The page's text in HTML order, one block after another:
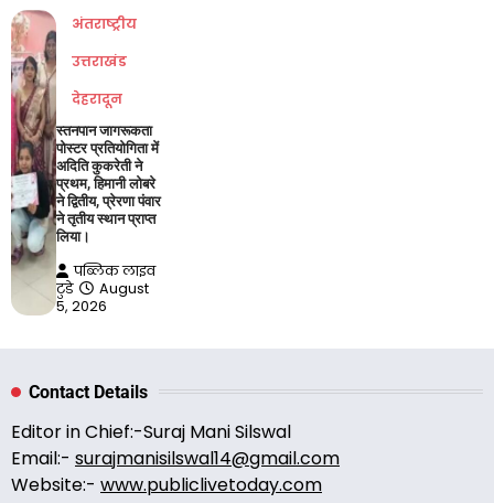
अंतराष्ट्रीय
उत्तराखंड
देहरादून
स्तनपान जागरूकता
पोस्टर प्रतियोगिता में
अदिति कुकरेती ने
प्रथम, हिमानी लोबरे
ने द्वितीय, प्रेरणा पंवार
ने तृतीय स्थान प्राप्त
लिया।
पब्लिक लाइव
टुडे
August
5, 2026
Contact Details
Editor in Chief:-Suraj Mani Silswal
Email:- surajmanisilswal14@gmail.com
Website:- www.publiclivetoday.com